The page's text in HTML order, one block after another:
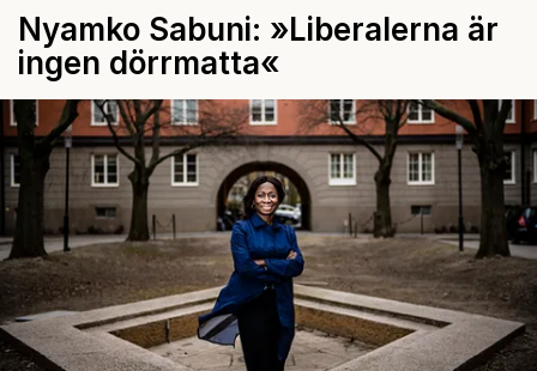
Nyamko Sabuni: »Liberalerna är
ingen dörrmatta«